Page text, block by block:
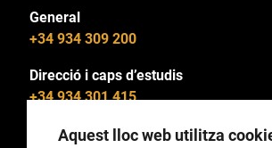
General
+34 934 309 200
Direcció i caps d’estudis
+34 934 301 415
Aquest lloc web utilitza